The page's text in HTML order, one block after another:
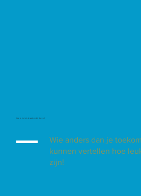
Hoe is het om te werken bij Bakker?
Wie anders dan je
kunnen vertellen hoe
zijn!